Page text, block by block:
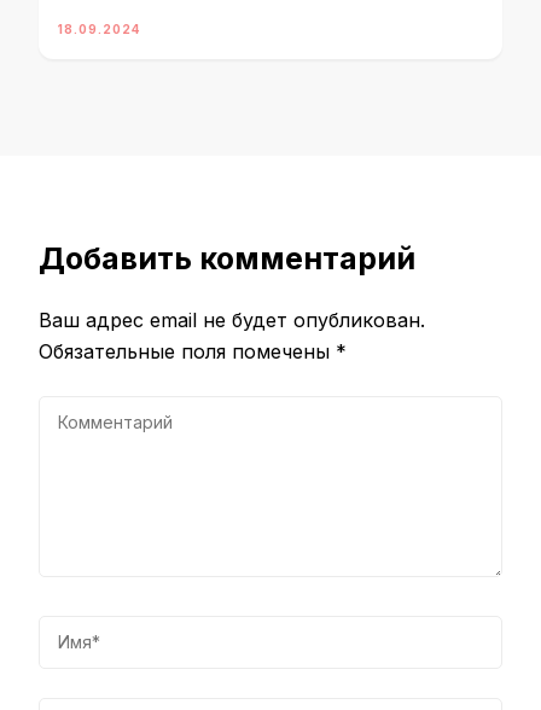
18.09.2024
Добавить комментарий
Ваш адрес email не будет опубликован.
Обязательные поля помечены *